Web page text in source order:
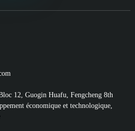
12, Guogin Huafu, Fengcheng 8th
économique et technologique,